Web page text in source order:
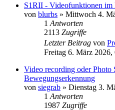
S1RII - Videofunktionen im
von blurbs » Mittwoch 4.
1 Antworten
2113 Zugriffe
Letzter Beitrag von
Freitag 6. März 2026,
Video recording oder Photo
Bewegungserkennung
von siegrab » Dienstag 3.
1 Antworten
1987 Zugriffe